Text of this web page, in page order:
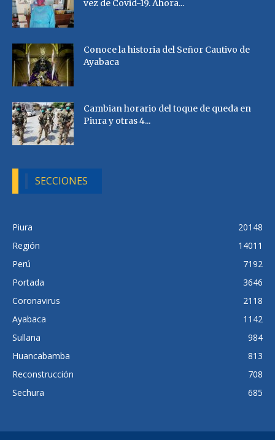
vez de Covid-19. Ahora...
Conoce la historia del Señor Cautivo de
Ayabaca
Cambian horario del toque de queda en
Piura y otras 4...
SECCIONES
Piura
20148
Región
14011
Perú
7192
Portada
3646
Coronavirus
2118
Ayabaca
1142
Sullana
984
Huancabamba
813
Reconstrucción
708
Sechura
685